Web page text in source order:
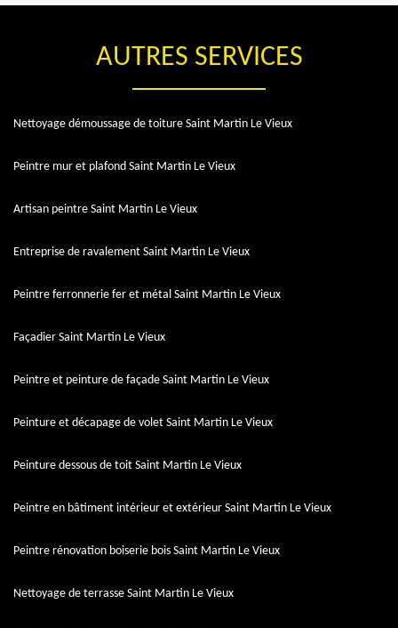
AUTRES SERVICES
Nettoyage démoussage de toiture Saint Martin Le Vieux
Peintre mur et plafond Saint Martin Le Vieux
Artisan peintre Saint Martin Le Vieux
Entreprise de ravalement Saint Martin Le Vieux
Peintre ferronnerie fer et métal Saint Martin Le Vieux
Façadier Saint Martin Le Vieux
Peintre et peinture de façade Saint Martin Le Vieux
Peinture et décapage de volet Saint Martin Le Vieux
Peinture dessous de toit Saint Martin Le Vieux
Peintre en bâtiment intérieur et extérieur Saint Martin Le Vieux
Peintre rénovation boiserie bois Saint Martin Le Vieux
Nettoyage de terrasse Saint Martin Le Vieux